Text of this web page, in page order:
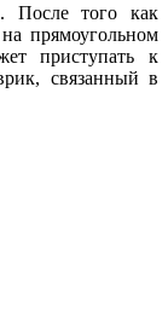
того как
прямоугольном
приступать к
связанный в